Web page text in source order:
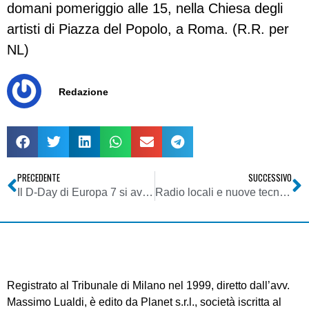
domani pomeriggio alle 15, nella Chiesa degli
artisti di Piazza del Popolo, a Roma. (R.R. per
NL)
Redazione
PRECEDENTE
Il D-Day di Europa 7 si avvicina. E qualcuno mormora che avverrà in DVB-T2
SUCCESSIVO
Radio locali e nuove tecnologie: la neonata Alex è in digitale sugli smartphone Nokia
Registrato al Tribunale di Milano nel 1999, diretto dall’avv.
Massimo Lualdi, è edito da Planet s.r.l., società iscritta al